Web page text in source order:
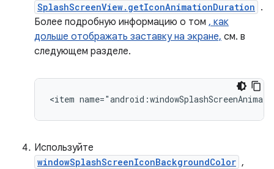
SplashScreenView.getIconAnimationDuration .
Более подробную информацию о том , как
дольше отображать заставку на экране, см. в
следующем разделе.
Используйте
windowSplashScreenIconBackgroundColor ,